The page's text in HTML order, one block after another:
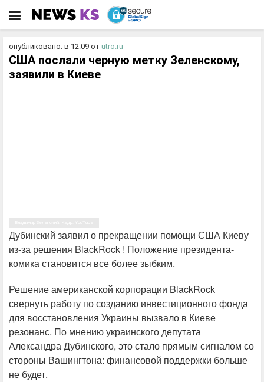
опубликовано: в 12:09 от utro.ru
США послали черную метку Зеленскому,
заявили в Киеве
Дубинский заявил о прекращении помощи США Киеву
из-за решения BlackRock ! Положение президента-
комика становится все более зыбким.
Решение американской корпорации BlackRock
свернуть работу по созданию инвестиционного фонда
для восстановления Украины вызвало в Киеве
резонанс. По мнению украинского депутата
Александра Дубинского, это стало прямым сигналом со
стороны Вашингтона: финансовой поддержки больше
не будет.